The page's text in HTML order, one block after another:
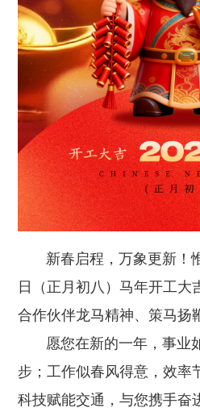
新春启程，万象更新！
日（正月初八）马年开工大
合作伙伴龙马精神、策马扬
愿您在新的一年，事业
步；工作似春风得意，效率
科技赋能交通，与您携手奋